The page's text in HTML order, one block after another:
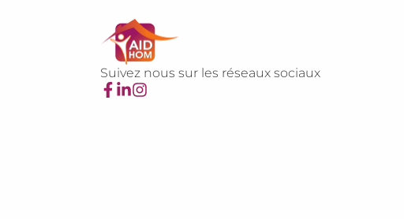
Suivez nous sur les réseaux sociaux